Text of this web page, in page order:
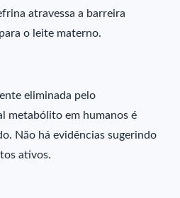
atravessa a barreira
o leite materno.
eliminada pelo
metabólito em humanos é
Não há evidências sugerindo
ativos.